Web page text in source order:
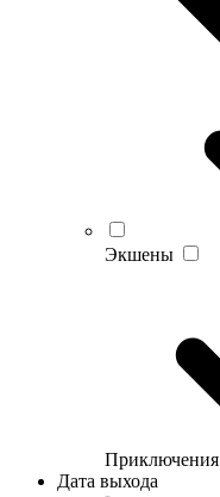
Экшены
Приключения
Дата выхода